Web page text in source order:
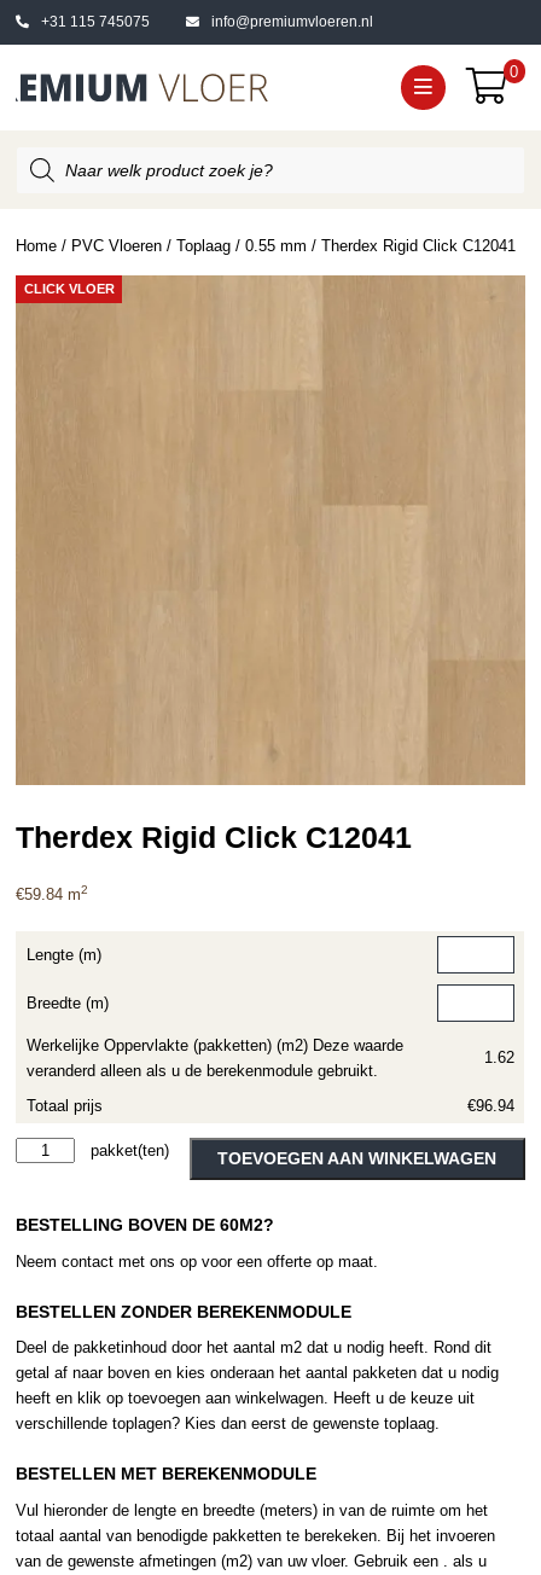
+31 115 745075 info@premiumvloeren.nl
0
zoeken
Home / PVC Vloeren /Toplaag /0.55 mm / Therdex Rigid Click C12041
CLICK VLOER
Therdex Rigid Click C12041
€59.84 m2
Lengte (m)
Breedte (m)
Werkelijke Oppervlakte (pakketten) (m2) Deze waarde
veranderd alleen als u de berekenmodule gebruikt.
1.62
Totaal prijs €96.94
Therdex
C12041
aantal
TOEVOEGEN AAN WINKELWAGEN
Alternative:
BESTELLING BOVEN DE 60M2?
Neem contact met ons op voor een offerte op maat.
BESTELLEN ZONDER BEREKENMODULE
Deel de pakketinhoud door het aantal m2 dat u nodig heeft. Rond dit
getal af naar boven en kies onderaan het aantal pakketen dat u nodig
heeft en klik op toevoegen aan winkelwagen. Heeft u de keuze uit
verschillende toplagen? Kies dan eerst de gewenste toplaag.
BESTELLEN MET BEREKENMODULE
Vul hieronder de lengte en breedte (meters) in van de ruimte om het
totaal aantal van benodigde pakketten te berekeken. Bij het invoeren
van de gewenste afmetingen (m2) van uw vloer. Gebruik een . als u